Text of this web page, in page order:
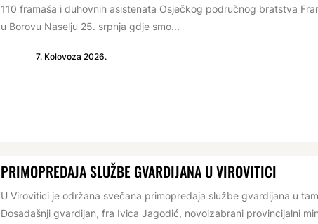
110 framaša i duhovnih asistenata Osječkog područnog bratstva
u Borovu Naselju 25. srpnja gdje smo...
7. Kolovoza 2026.
PRIMOPREDAJA SLUŽBE GVARDIJANA U VIROVITICI
U Virovitici je održana svečana primopredaja službe gvardijana u
Dosadašnji gvardijan, fra Ivica Jagodić, novoizabrani provincijalni